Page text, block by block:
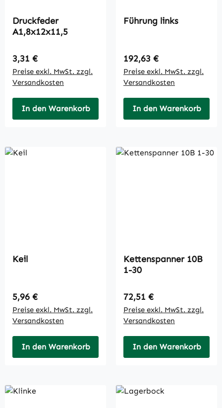
Druckfeder
A1,8x12x11,5
Regulärer Preis:
3,31 €
Preise exkl. MwSt. zzgl.
Versandkosten
In den Warenkorb
Führung links
Regulärer Preis:
192,63 €
Preise exkl. MwSt. zzgl.
Versandkosten
In den Warenkorb
Keil
Regulärer Preis:
5,96 €
Preise exkl. MwSt. zzgl.
Versandkosten
In den Warenkorb
Kettenspanner 10B
1-30
Regulärer Preis:
72,51 €
Preise exkl. MwSt. zzgl.
Versandkosten
In den Warenkorb